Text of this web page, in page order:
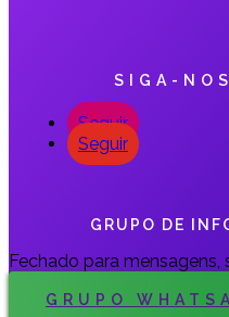
SIGA-
Seguir
Seguir
GRUPO DE
Fechado para
GRUPO